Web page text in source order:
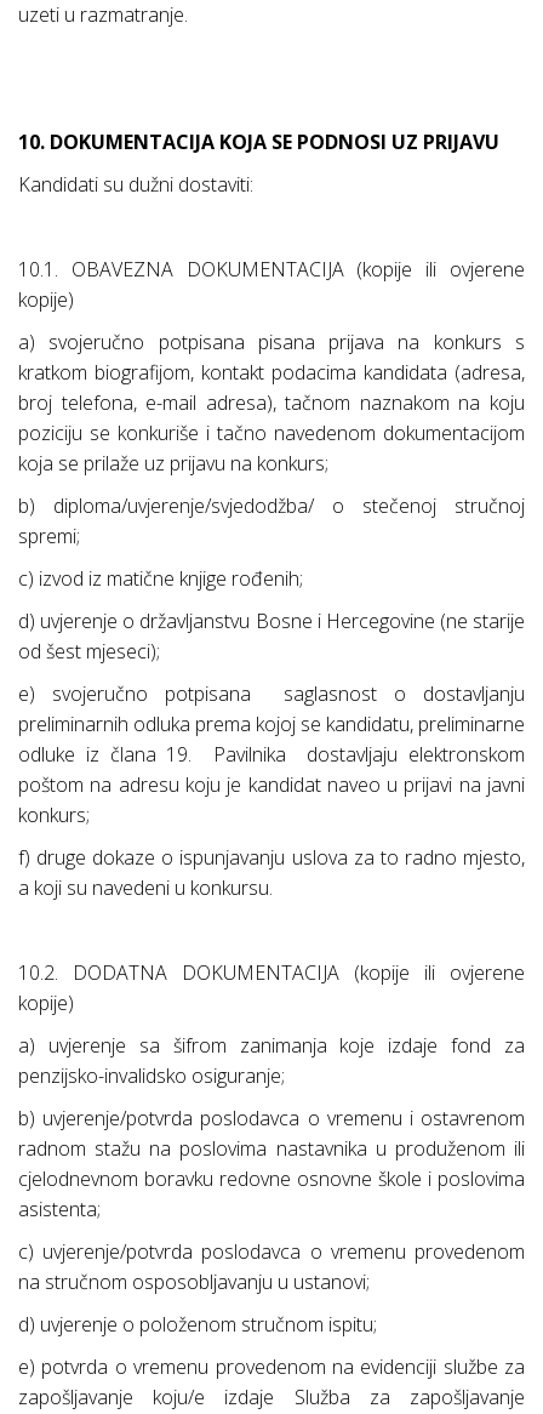
uzeti u razmatranje.
10. DOKUMENTACIJA KOJA SE PODNOSI UZ PRIJAVU
Kandidati su dužni dostaviti:
10.1. OBAVEZNA DOKUMENTACIJA (kopije ili ovjerene
kopije)
a) svojeručno potpisana pisana prijava na konkurs s
kratkom biografijom, kontakt podacima kandidata (adresa,
broj telefona, e-mail adresa), tačnom naznakom na koju
poziciju se konkuriše i tačno navedenom dokumentacijom
koja se prilaže uz prijavu na konkurs;
b) diploma/uvjerenje/svjedodžba/ o stečenoj stručnoj
spremi;
c) izvod iz matične knjige rođenih;
d) uvjerenje o državljanstvu Bosne i Hercegovine (ne starije
od šest mjeseci);
e) svojeručno potpisana
saglasnost o dostavljanju
preliminarnih odluka prema kojoj se kandidatu, preliminarne
odluke iz člana 19.
Pavilnika
dostavljaju elektronskom
poštom na adresu koju je kandidat naveo u prijavi na javni
konkurs;
f) druge dokaze o ispunjavanju uslova za to radno mjesto,
a koji su navedeni u konkursu.
10.2. DODATNA DOKUMENTACIJA (kopije ili ovjerene
kopije)
a) uvjerenje sa šifrom zanimanja koje izdaje fond za
penzijsko-invalidsko osiguranje;
b) uvjerenje/potvrda poslodavca o vremenu i ostavrenom
radnom stažu na poslovima nastavnika u produženom ili
cjelodnevnom boravku redovne osnovne škole i poslovima
asistenta;
c) uvjerenje/potvrda poslodavca o vremenu provedenom
na stručnom osposobljavanju u ustanovi;
d) uvjerenje o položenom stručnom ispitu;
e) potvrda o vremenu provedenom na evidenciji službe za
zapošljavanje koju/e izdaje Služba za zapošljavanje